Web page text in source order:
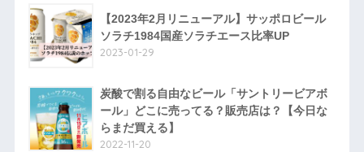
【2023年2月リニューアル】サッポロビール
ソラチ1984国産ソラチエース比率UP
2023-01-29
炭酸で割る自由なビール「サントリービアボ
ール」どこに売ってる？販売店は？【今日な
らまだ買える】
2022-11-20